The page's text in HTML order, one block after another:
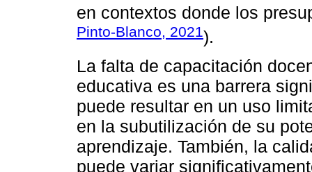
en contextos donde los
Pinto-Blanco, 2021).
La falta de capacitación
educativa es una barrera
puede resultar en un uso
en la subutilización de su
aprendizaje. También, la
puede variar